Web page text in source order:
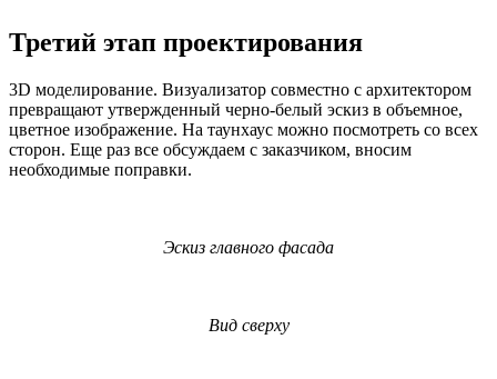
Третий этап проектирования
3D моделирование. Визуализатор совместно с архитектором
превращают утвержденный черно-белый эскиз в объемное,
цветное изображение. На таунхаус можно посмотреть со всех
сторон. Еще раз все обсуждаем с заказчиком, вносим
необходимые поправки.
Эскиз главного фасада
Вид сверху